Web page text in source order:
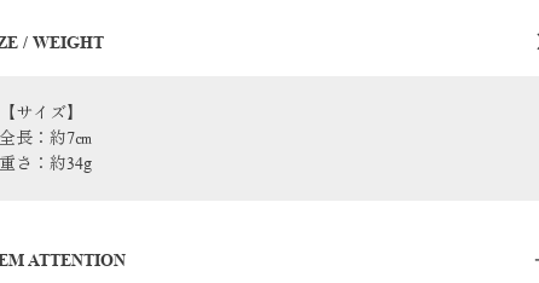
/ WEIGHT
【サイズ】
全長：約7㎝
重さ：約34g
ATTENTION